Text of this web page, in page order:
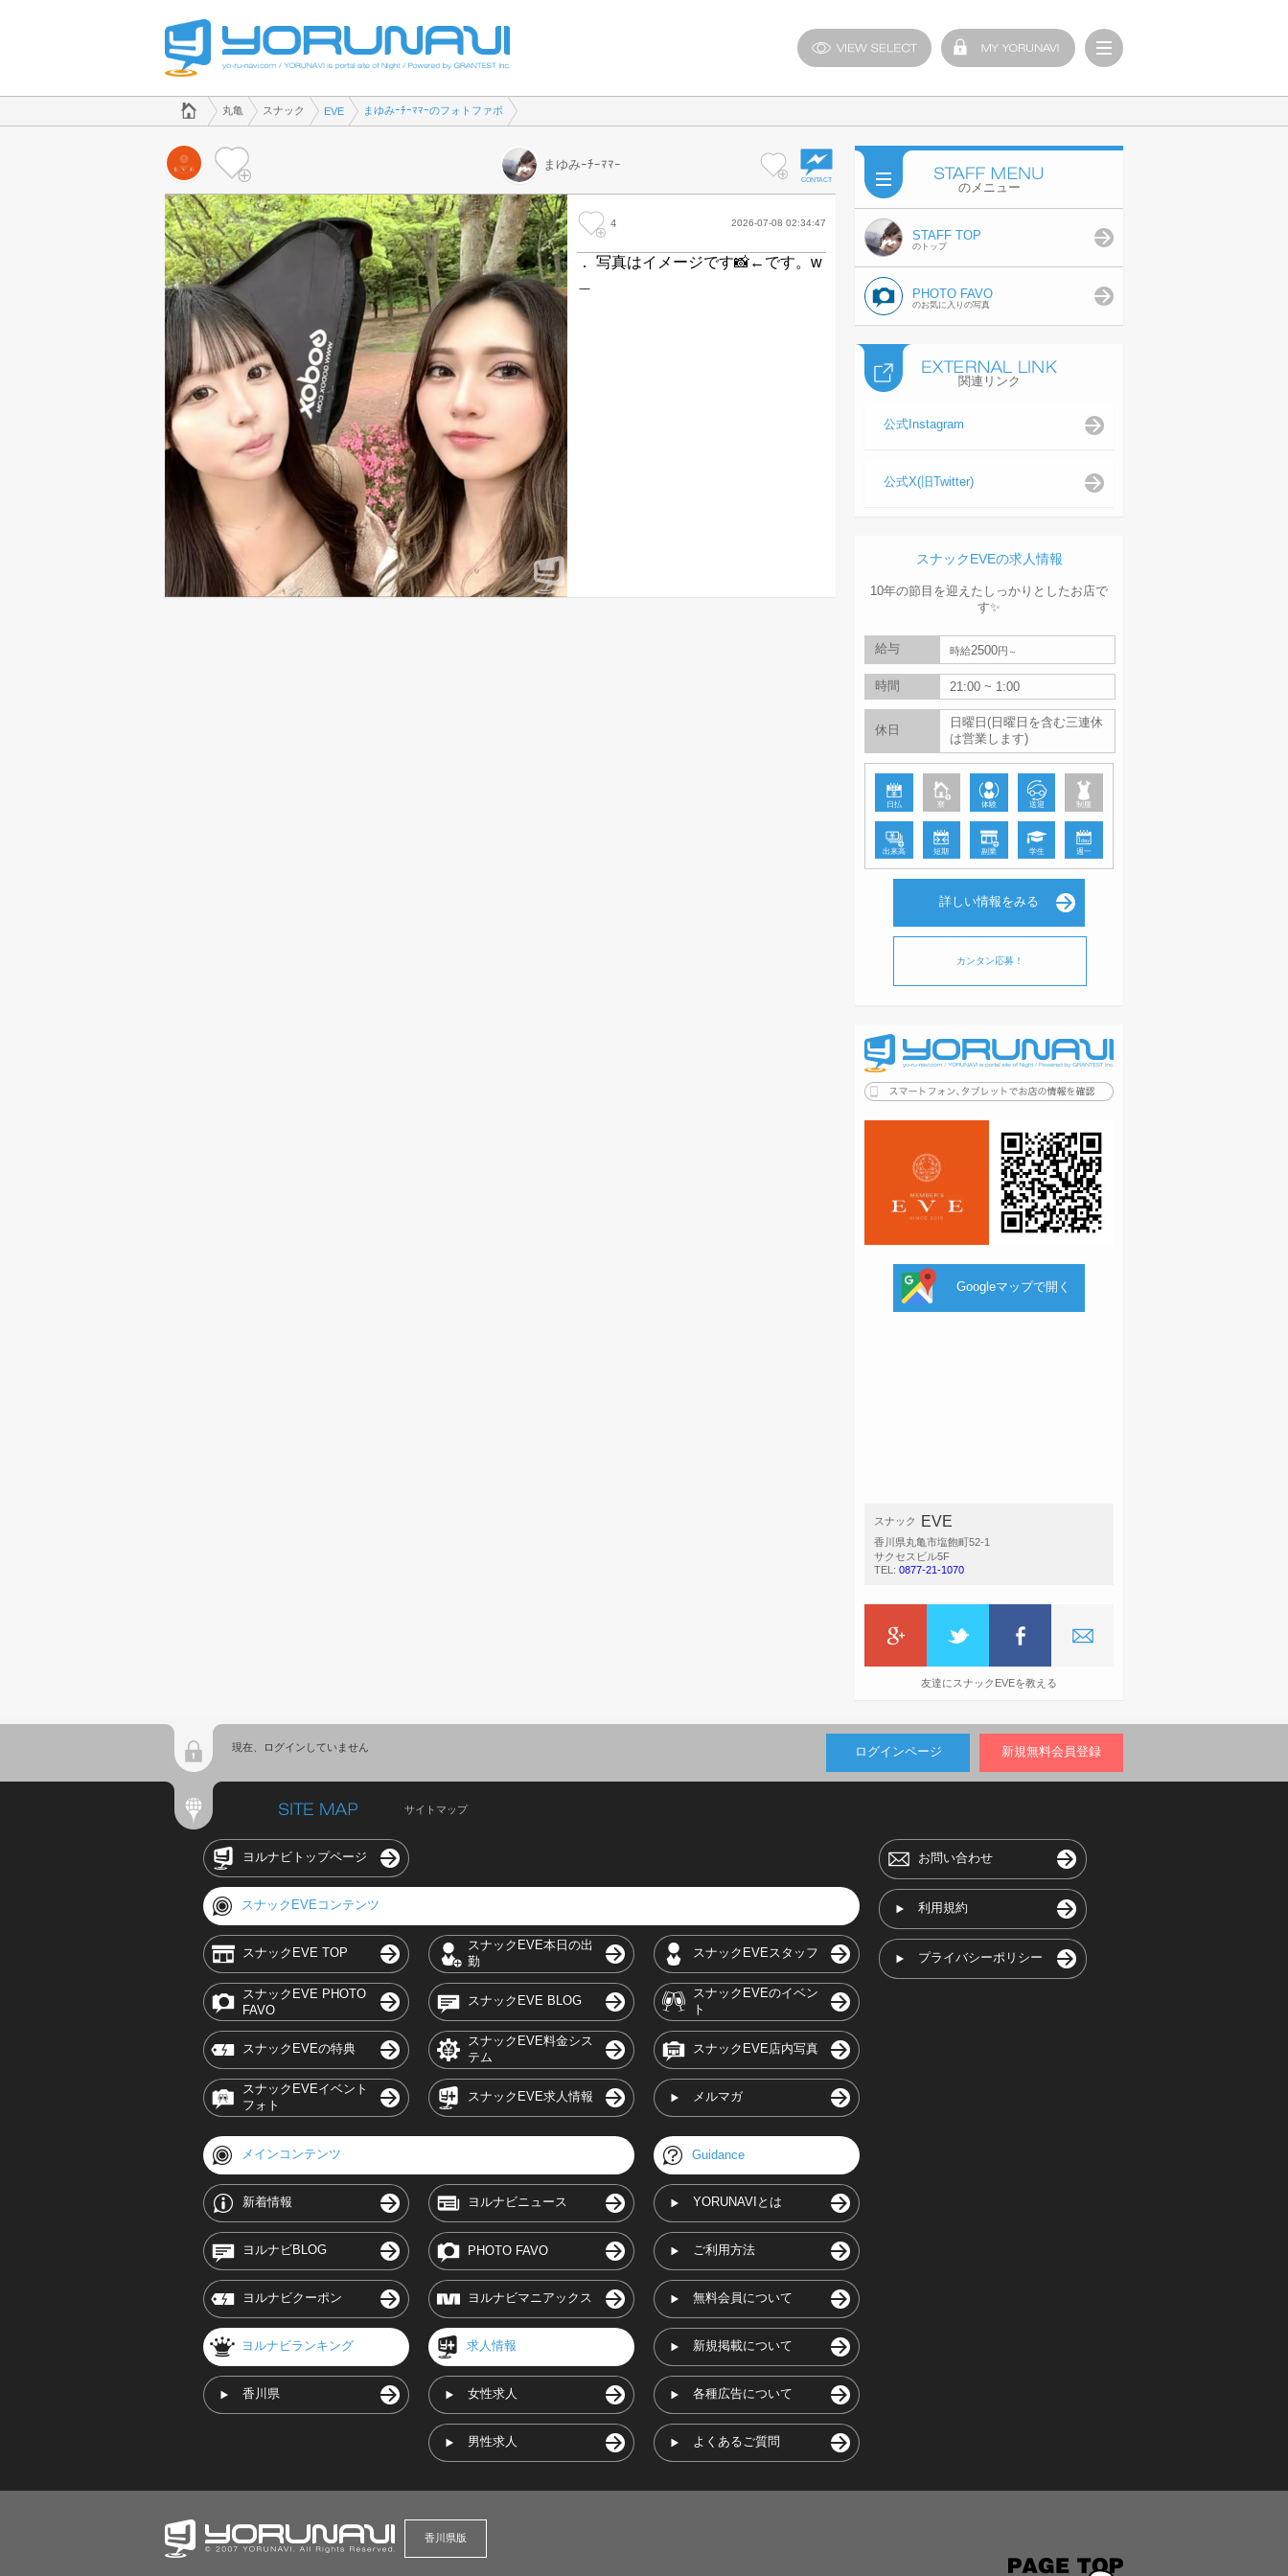
でスナックのことなら、スナック EVE([kana])
香川県版
丸亀 スナック EVE まゆみｰﾁｰﾏﾏｰのフォトファボ
まゆみｰﾁｰﾏﾏｰ
4 2026-07-08 02:34:47
． 写真はイメージです📸←です。w
のメニュー
STAFF TOP
のトップ
PHOTO FAVO
のお気に入りの写真
関連リンク
公式Instagram
公式X(旧Twitter)
スナックEVEの求人情報
10年の節目を迎えたしっかりとしたお店で
す✨️
給与 時給2500円
時間 21:00 ~ 1:00
休日
日曜日(日曜日を含む三連休
は営業します)
日払 寮 体験 送迎 制服
出来高 短期 副業 学生 週一
詳しい情報をみる
カンタン応募！
Googleマップで開く
スナック EVE
香川県丸亀市塩飽町52-1
サクセスビル5F
TEL: 0877-21-1070
友達にスナックEVEを教える
現在、ログインしていません ログインページ 新規無料会員登録
サイトマップ
ヨルナビトップページ
スナックEVEコンテンツ
スナックEVE TOP
スナックEVE本日の出
勤
スナックEVEスタッフ
スナックEVE PHOTO
FAVO
スナックEVE BLOG
スナックEVEのイベン
ト
スナックEVEの特典
スナックEVE料金シス
テム
スナックEVE店内写真
スナックEVEイベント
フォト
スナックEVE求人情報 メルマガ
メインコンテンツ
新着情報 ヨルナビニュース
ヨルナビBLOG PHOTO FAVO
ヨルナビクーポン ヨルナビマニアックス
ヨルナビランキング
香川県
求人情報
女性求人
男性求人
Guidance
YORUNAVIとは
ご利用方法
無料会員について
新規掲載について
各種広告について
よくあるご質問
お問い合わせ
利用規約
プライバシーポリシー
香川県版